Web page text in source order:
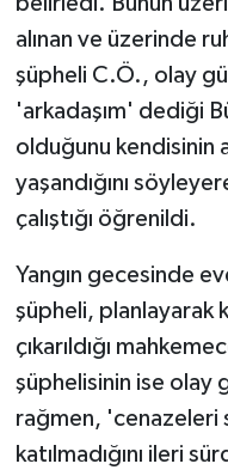
alınan ve üzerinde
şüpheli C.Ö., olay
'arkadaşım' dediği
olduğunu kendisinin
yaşandığını
çalıştığı öğrenildi.
Yangın gecesinde
şüpheli, planlayarak
çıkarıldığı
şüphelisinin ise olay
rağmen, 'cenazeleri
katılmadığını ileri